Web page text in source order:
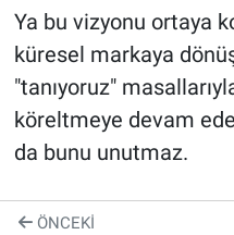
Ya bu vizyonu ortaya
küresel markaya
"tanıyoruz"
köreltmeye devam
da bunu unutmaz.
ÖNCEKI